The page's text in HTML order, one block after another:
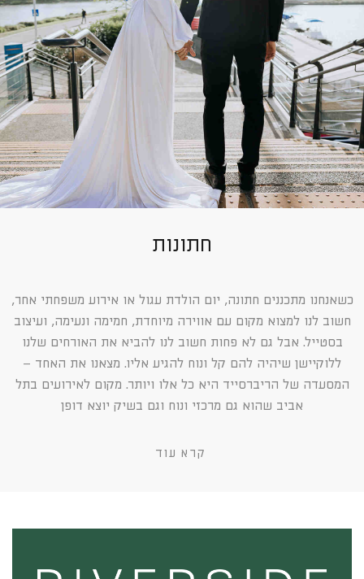
חתונות
כשאנחנו מתכננים חתונה, יום הולדת עגול או אירוע משפחתי אחר,
חשוב לנו למצוא מקום עם אווירה מיוחדת, חמימה ונעימה, ועיצוב
בסטייל. אבל גם לא פחות חשוב לנו להביא את האורחים שלנו
ללוקיישן שיהיה להם קל ונוח להגיע אליו. מצאנו את האחד –
המסעדה של הריברסייד היא כל אלו ויותר. מקום לאירועים בתל
אביב שהוא גם מרכזי ונוח וגם בשיק יוצא דופן
קרא עוד